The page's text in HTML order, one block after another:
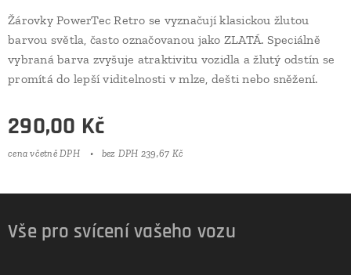
Žárovky PowerTec Retro se vyznačují klasickou žlutou
barvou světla, často označovanou jako ZLATÁ. Speciálně
vybraná barva zvyšuje atraktivitu vozidla a žlutý odstín se
promítá do lepší viditelnosti v mlze, dešti nebo sněžení.
290,00 Kč
cena včetně DPH bez DPH 239,67 Kč
Vše pro svícení vašeho vozu